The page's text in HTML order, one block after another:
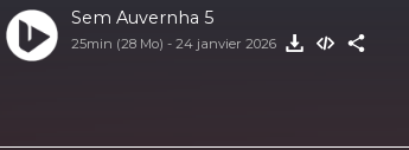
Sem Auvernha 5
25min (28 Mo) - 24 janvier 2026